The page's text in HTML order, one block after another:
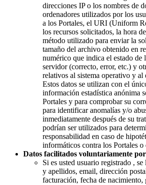
direcciones IP o los nombres de
ordenadores utilizados por los
a los Portales, el URI (Uniform
los recursos solicitados, la hora
método utilizado para enviar la
tamaño del archivo obtenido en
numérico que indica el estado de
servidor (correcto, error, etc.) y
relativos al sistema operativo y
Estos datos se utilizan con el
información estadística anónima
Portales y para comprobar su
para identificar anomalías y/o
inmediatamente después de su
podrían ser utilizados para
responsabilidad en caso de
informáticos contra los Portales o
Datos facilitados voluntariamente
Si es usted usuario registrado ,
y apellidos, email, dirección
facturación, fecha de nacimiento,